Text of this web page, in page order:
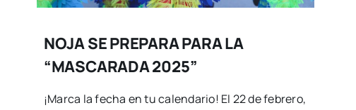
NOJA SE PREPARA PARA LA
“MASCARADA 2025”
¡Marca la fecha en tu calendario! El 22 de febrero,